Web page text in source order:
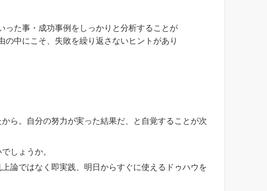
った事・成功事例をしっかりと分析することが
の中にこそ、失敗を繰り返さないヒントがあり
ら。自分の努力が実った結果だ、と自覚することが次
しょうか。
論ではなく即実践、明日からすぐに使えるドゥハウを